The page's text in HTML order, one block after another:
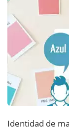
Identidad de